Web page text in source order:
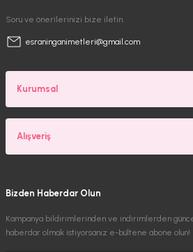
Soru ve önerilerinizi bize iletin.
esraninganimetleri@gmail.com
Kurumsal
Alışveriş
Bizden Haberdar Olun
Kampanya bildirimlerinden ve indirimlerden
haberdar olmak istiyorsanız e-bültene abone olun!